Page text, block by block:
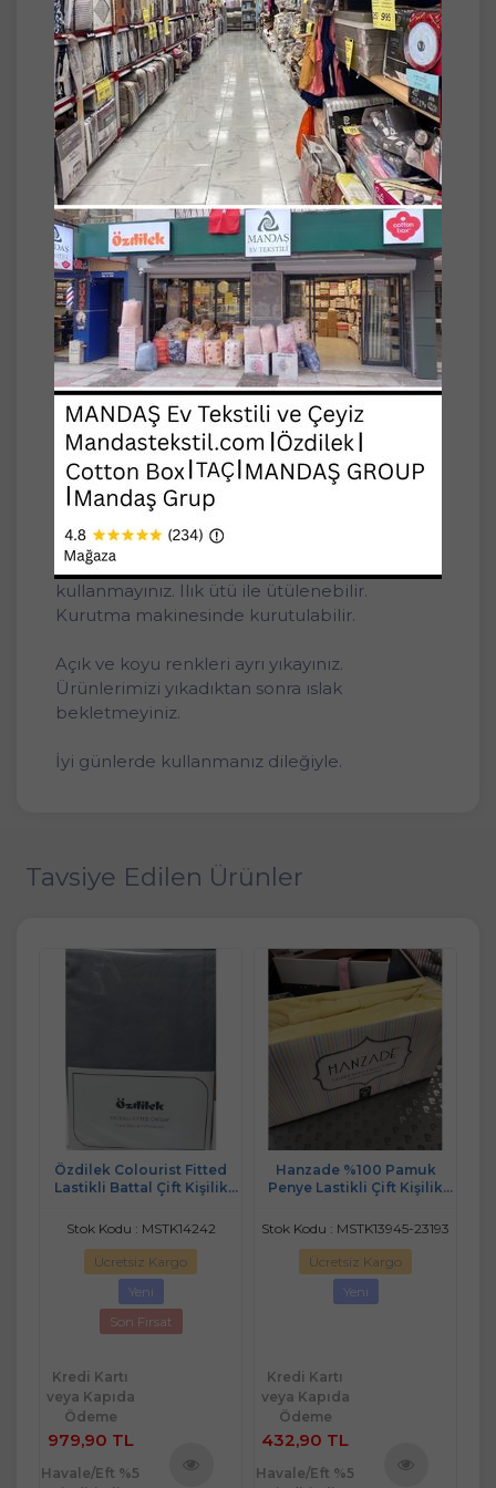
Çarşaf: 180x200+30cm
Yastık Kılıfı: 50x70cm (2 adet)
Kalite: Sık Dokumadır.
Materyal: Pamuk-Polyester (Pamuk oranı
yüksektir.)
Sizler için ve sevdikleriniz için alabileceğiniz
kaliteli bir üründür.
Işık farklılıklarından dolayı hafif ton değişikliği
olabilir.
Yatağınızı komple saran, yüksek kalite
lastikler sayesinde çarşafınız kaymaz ve
düzgün görünümünü kaybetmez.
Max. 40 derecede elde veya çamaşır
makinesinde yıkanabilir.
Kuru temizleme yapmayınız. Çamaşır suyu
kullanmayınız. Ilık ütü ile ütülenebilir.
Kurutma makinesinde kurutulabilir.
Açık ve koyu renkleri ayrı yıkayınız.
Ürünlerimizi yıkadıktan sonra ıslak
bekletmeyiniz.
İyi günlerde kullanmanız dileğiyle.
Tavsiye Edilen Ürünler
Özdilek Colourist Fitted
Lastikli Battal Çift Kişilik
Gri
Stok Kodu : MSTK14242
Ücretsiz Kargo
Yeni
Son Fırsat
Kredi Kartı
veya Kapıda
Ödeme
979,90 TL
Havale/Eft %5
Hanzade %100 Pamuk
Penye Lastikli Çift Kişilik
Sarı
Stok Kodu : MSTK13945-23193
Ücretsiz Kargo
Yeni
Kredi Kartı
veya Kapıda
Ödeme
432,90 TL
Havale/Eft %5